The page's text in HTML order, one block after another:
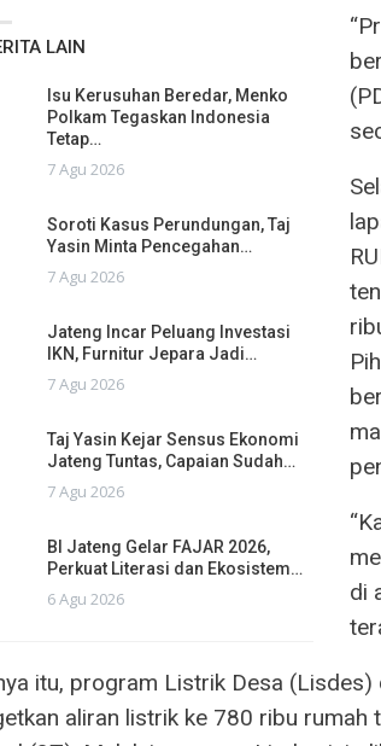
LAIN
Isu Kerusuhan Beredar, Menko
Polkam Tegaskan Indonesia
Tetap…
7 Agu 2026
Soroti Kasus Perundungan, Taj
Yasin Minta Pencegahan…
7 Agu 2026
Jateng Incar Peluang Investasi
IKN, Furnitur Jepara Jadi…
7 Agu 2026
Taj Yasin Kejar Sensus Ekonomi
Jateng Tuntas, Capaian Sudah…
7 Agu 2026
BI Jateng Gelar FAJAR 2026,
Perkuat Literasi dan Ekosistem…
6 Agu 2026
di
itu, program Listrik Desa
aliran listrik ke 780 ribu rumah